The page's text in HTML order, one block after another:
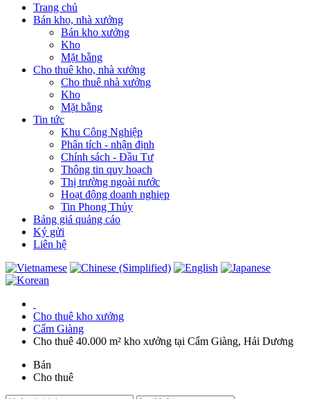
Trang chủ
Bán kho, nhà xưởng
Bán kho xưởng
Kho
Mặt bằng
Cho thuê kho, nhà xưởng
Cho thuê nhà xưởng
Kho
Mặt bằng
Tin tức
Khu Công Nghiệp
Phân tích - nhận định
Chính sách - Đầu Tư
Thông tin quy hoạch
Thị trường ngoài nước
Hoạt động doanh nghiẹp
Tin Phong Thủy
Bảng giá quảng cáo
Ký gửi
Liên hệ
Cho thuê kho xưởng
Cẩm Giàng
Cho thuê 40.000 m² kho xưởng tại Cẩm Giàng, Hải Dương
Bán
Cho thuê